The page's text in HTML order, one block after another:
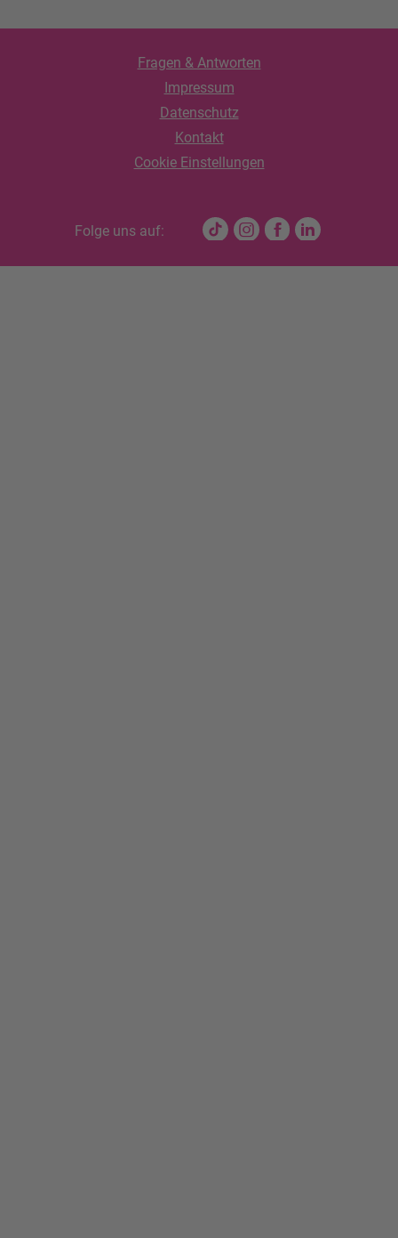
Fragen & Antworten
Impressum
Datenschutz
Kontakt
Cookie Einstellungen
Folge uns auf: